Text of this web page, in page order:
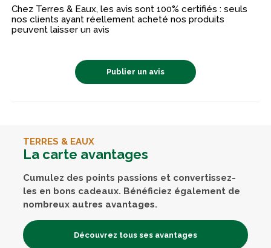
Chez Terres & Eaux, les avis sont 100% certifiés : seuls
nos clients ayant réellement acheté nos produits
peuvent laisser un avis
Publier un avis
TERRES & EAUX
La carte avantages
Cumulez des points passions et convertissez-
les en bons cadeaux. Bénéficiez également de
nombreux autres avantages.
Découvrez tous ses avantages